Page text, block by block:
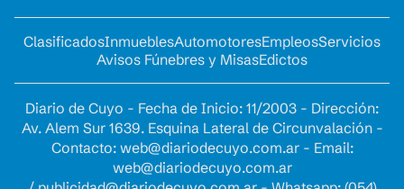
ClasificadosInmueblesAutomotoresEmpleosServicios
Avisos Fúnebres y MisasEdictos
Diario de Cuyo - Fecha de Inicio: 11/2003 - Dirección:
Av. Alem Sur 1639. Esquina Lateral de Circunvalación -
Contacto: web@diariodecuyo.com.ar- Email:
web@diariodecuyo.com.ar